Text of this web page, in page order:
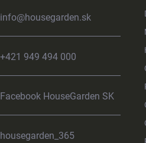
info@housegarden.sk
+421 949 494 000
Facebook HouseGarden SK
housegarden_365